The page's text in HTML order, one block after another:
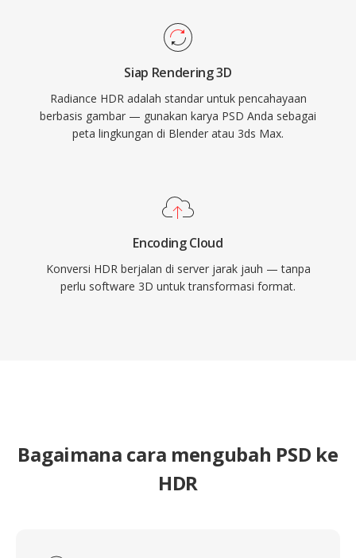
Siap Rendering 3D
Radiance HDR adalah standar untuk pencahayaan
berbasis gambar — gunakan karya PSD Anda sebagai
peta lingkungan di Blender atau 3ds Max.
Encoding Cloud
Konversi HDR berjalan di server jarak jauh — tanpa
perlu software 3D untuk transformasi format.
Bagaimana cara mengubah PSD ke
HDR